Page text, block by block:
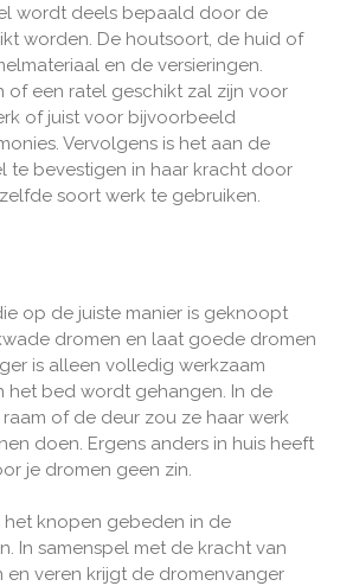
wordt deels bepaald door de
worden. De houtsoort, de huid of
en de versieringen.
of een ratel geschikt zal zijn voor
of juist voor bijvoorbeeld
Vervolgens is het aan de
te bevestigen in haar kracht door
soort werk te gebruiken.
op de juiste manier is geknoopt
dromen en laat goede dromen
is alleen volledig werkzaam
het bed wordt gehangen. In de
of de deur zou ze haar werk
doen. Ergens anders in huis heeft
je dromen geen zin.
het knopen gebeden in de
In samenspel met de kracht van
veren krijgt de dromenvanger